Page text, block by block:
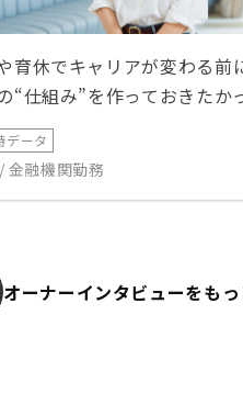
育休でキャリアが変わる前
“仕組み”を作っておきたか
データ
金融機関勤務
オーナーインタビューをも